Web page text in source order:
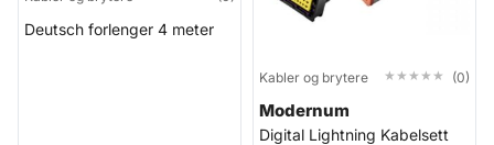
Deutsch forlenger 4 meter
Kabler og brytere ★★★★★
★★★★★ (0)
Modernum
Digital Lightning Kabelsett